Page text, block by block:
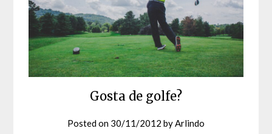
Gosta de golfe?
Posted on 30/11/2012 byArlindo